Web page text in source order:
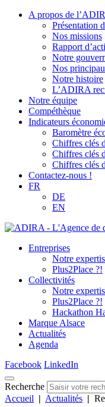
A propos de
Présentation
Nos missions
Rapport
Notre
Nos
Notre histoire
L’ADIRA
Notre équipe
Compéthèque
Indicateurs
Baromètre
Chiffres clés
Chiffres clés
Chiffres clés
Contactez-nous !
FR
DE
EN
Entreprises
Notre
Plus2Place ?!
Collectivités
Notre
Plus2Place ?!
Hackathon
Marque Alsace
Actualités
Agenda
Facebook LinkedIn
Recherche
Accueil | Actualités |